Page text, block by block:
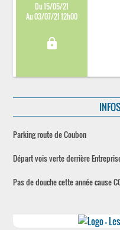
Du 15/05/21
Au 03/07/21 12h00
lock
Parking route de Coubon
Départ vois verte derrière
Pas de douche cette année cause